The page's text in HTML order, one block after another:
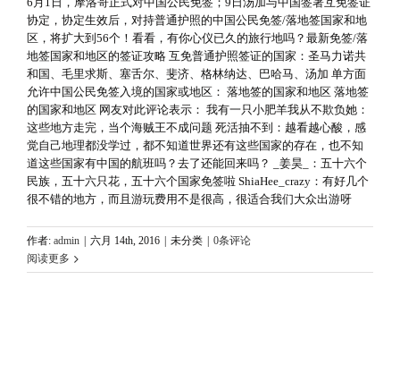
协定，协定生效后，对持普通护照的中国公民免签/落地签国家和地
区，将扩大到56个！看看，有你心仪已久的旅行地吗？最新免签/落
地签国家和地区的签证攻略 互免普通护照签证的国家：圣马力诺共
和国、毛里求斯、塞舌尔、斐济、格林纳达、巴哈马、汤加 单方面
允许中国公民免签入境的国家或地区： 落地签的国家和地区 落地签
的国家和地区 网友对此评论表示： 我有一只小肥羊我从不欺负她：
这些地方走完，当个海贼王不成问题 死活抽不到：越看越心酸，感
觉自己地理都没学过，都不知道世界还有这些国家的存在，也不知
道这些国家有中国的航班吗？去了还能回来吗？ _姜昊_：五十六个
民族，五十六只花，五十六个国家免签啦 ShiaHee_crazy：有好几个
很不错的地方，而且游玩费用不是很高，很适合我们大众出游呀
作者: admin 六月 14th, 2016 未分类
0条评论
阅读更多